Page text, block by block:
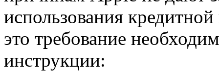
использования
это требование
инструкции: